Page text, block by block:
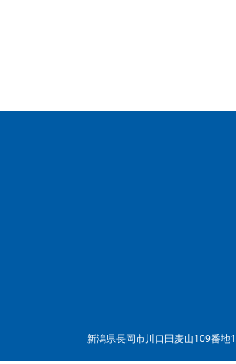
新潟県長岡市川口田麦山109番地1